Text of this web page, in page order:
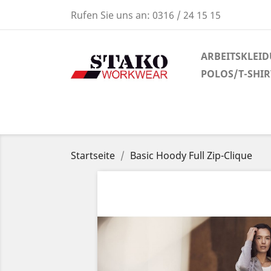
Rufen Sie uns an: 0316 / 24 15 15
POLOS/T-
Startseite Basic Hoody Full Zip-Clique